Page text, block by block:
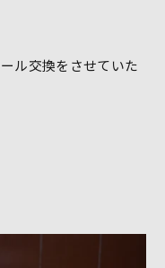
ル交換をさせていた